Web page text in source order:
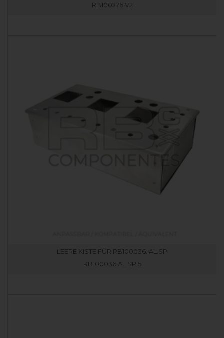
RB100276.V2
LEERE KISTE FÜR RB100036. AL.SP
RB100036.AL.SP.5